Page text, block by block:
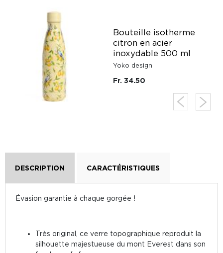
Bouteille isotherme
citron en acier
inoxydable 500 ml
Yoko design
Fr. 34.50
DESCRIPTION CARACTÉRISTIQUES
Évasion garantie à chaque gorgée !
Très original, ce verre topographique reproduit la
silhouette majestueuse du mont Everest dans son